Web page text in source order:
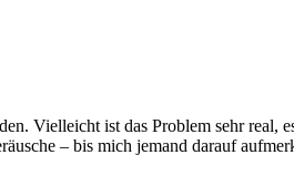
Vielleicht ist das Problem sehr real,
– bis mich jemand darauf